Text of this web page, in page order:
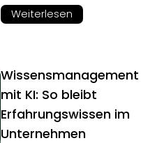
Weiterlesen
Wissensmanagement
mit KI: So bleibt
Erfahrungswissen im
Unternehmen